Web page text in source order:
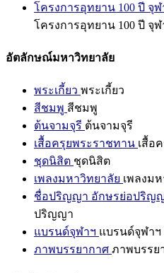
โครงการอุทยาน 100 ปี จุ
โครงการอุทยาน 100 ปี จุ
อัตลักษณ์มหาวิทยาลัย
พระเกี้ยว พระเกี้ยว
สีชมพู สีชมพู
ต้นจามจุรี ต้นจามจุรี
เสื้อครุยพระราชทาน เสื้อ
ชุดนิสิต ชุดนิสิต
เพลงมหาวิทยาลัย เพลงม
ชื่อปริญญา อักษรย่อปริญ
ปริญญา
แบรนด์จุฬาฯ แบรนด์จุฬาฯ
ภาพบรรยากาศ ภาพบรรย